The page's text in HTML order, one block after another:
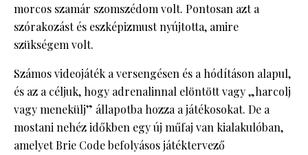
morcos szamár szomszédom volt. Pontosan azt a
szórakozást és eszképizmust nyújtotta, amire
szükségem volt.
Számos videojáték a versengésen és a hódításon alapul,
és az a céljuk, hogy adrenalinnal elöntött vagy „harcolj
vagy menekülj” állapotba hozza a játékosokat. De a
mostani nehéz időkben egy új műfaj van kialakulóban,
amelyet Brie Code befolyásos játéktervező